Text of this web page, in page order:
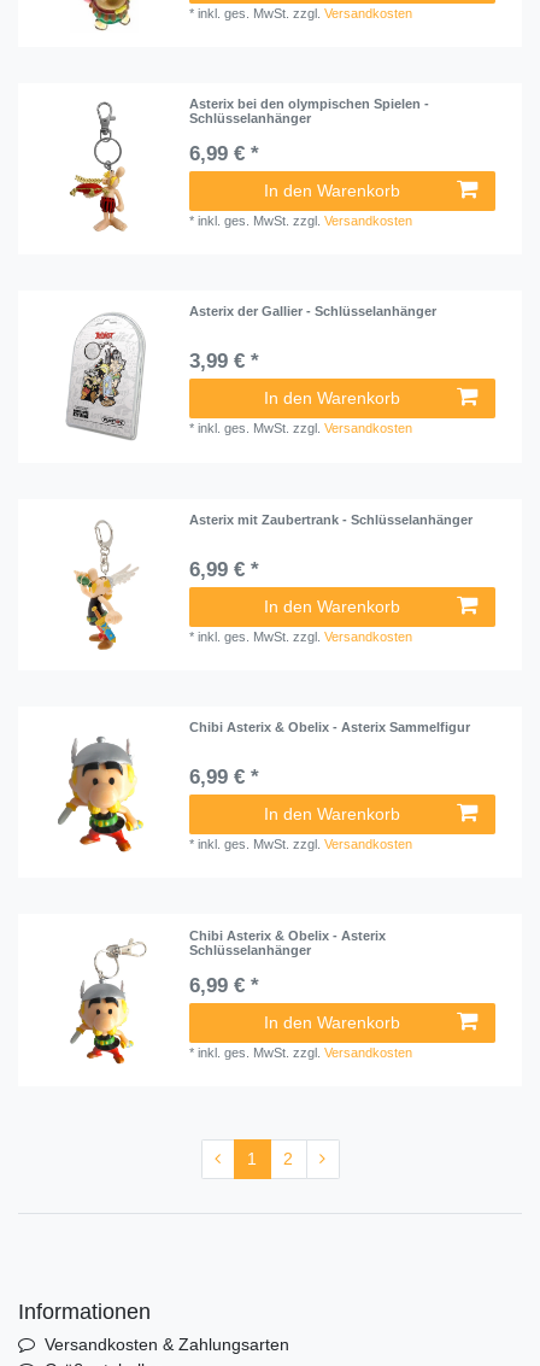
*inkl. ges. MwSt. zzgl.Versandkosten
Asterix bei den olympischen Spielen -
Schlüsselanhänger
6,99 € *
In den Warenkorb
*inkl. ges. MwSt. zzgl.Versandkosten
Asterix der Gallier - Schlüsselanhänger
3,99 € *
In den Warenkorb
*inkl. ges. MwSt. zzgl.Versandkosten
Asterix mit Zaubertrank - Schlüsselanhänger
6,99 € *
In den Warenkorb
*inkl. ges. MwSt. zzgl.Versandkosten
Chibi Asterix & Obelix - Asterix Sammelfigur
6,99 € *
In den Warenkorb
*inkl. ges. MwSt. zzgl.Versandkosten
Chibi Asterix & Obelix - Asterix
Schlüsselanhänger
6,99 € *
In den Warenkorb
*inkl. ges. MwSt. zzgl.Versandkosten
1 2
Informationen
Versandkosten & Zahlungsarten